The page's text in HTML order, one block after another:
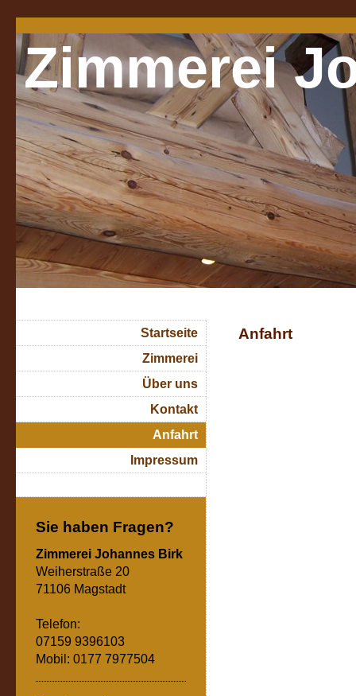
Zimmerei
Anfahrt
Startseite
Zimmerei
Über uns
Kontakt
Anfahrt
Impressum
Sie haben Fragen?
Zimmerei Johannes Birk
Weiherstraße 20
71106 Magstadt
Telefon:
07159 9396103
Mobil: 0177 7977504